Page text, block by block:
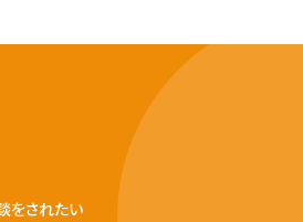
をされたい